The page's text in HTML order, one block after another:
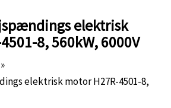
elektrisk
8, 560kW, 6000V
elektrisk motor H27R-4501-8,